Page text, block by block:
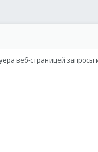
веб-страницей запросы